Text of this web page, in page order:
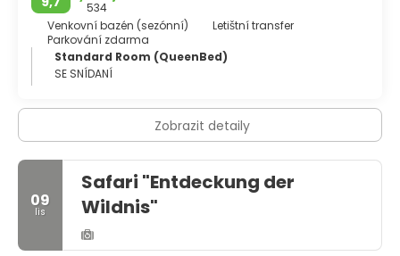
534
Venkovní bazén (sezónní)
Letištní transfer
Parkování zdarma
Standard Room (QueenBed)
SE SNÍDANÍ
Zobrazit detaily
09
lis
Safari "Entdeckung der
Wildnis"